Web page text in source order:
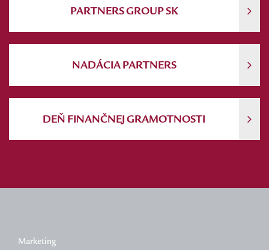
PARTNERS GROUP SK
NADÁCIA PARTNERS
DEŇ FINANČNEJ GRAMOTNOSTI
Marketing